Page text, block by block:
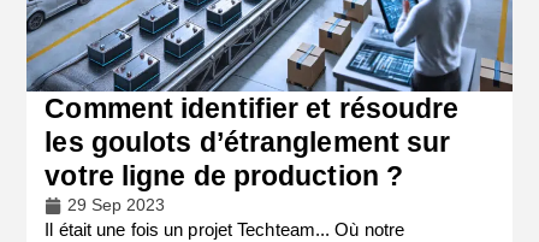
Comment identifier et résoudre
les goulots d’étranglement sur
votre ligne de production ?
29 Sep 2023
Il était une fois un projet Techteam... Où notre